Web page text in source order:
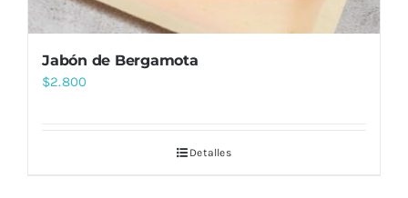
Jabón de Bergamota
$2.800
Detalles